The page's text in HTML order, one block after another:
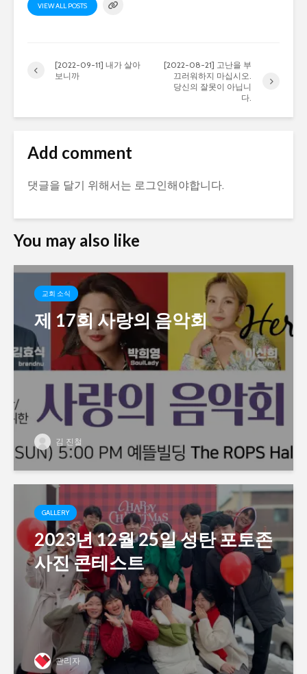
VIEW ALL POSTS
[2022-09-11] 내가 살아
보니까
[2022-08-21] 고난을 부
끄러워하지 마십시오.
당신의 잘못이 아닙니
다.
Add comment
댓글을 달기 위해서는 로그인해야합니다.
You may also like
교회 소식
제 17회 사랑의 음악회
김 진철
GALLERY
2023년 12월 25일 성탄 포토존
사진 콘테스트
관리자